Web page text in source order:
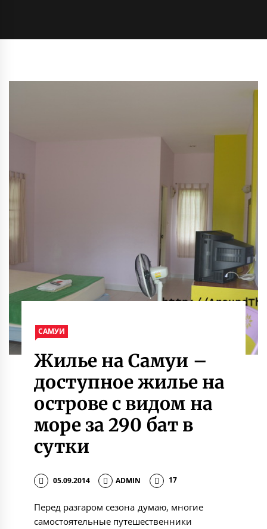
САМУИ
Жилье на Самуи –
доступное жилье на
острове с видом на
море за 290 бат в
сутки
05.09.2014 ADMIN 17
Перед разгаром сезона думаю, многие
самостоятельные путешественники